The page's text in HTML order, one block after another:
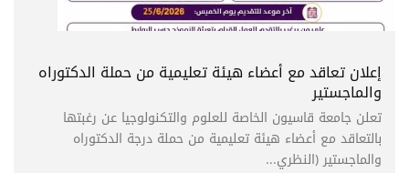
إعلان تعاقد مع أعضاء هيئة تعليمية من حملة الدكتوراه
والماجستير
تعلن جامعة قاسيون الخاصة للعلوم والتكنولوجيا عن رغبتها
بالتعاقد مع أعضاء هيئة تعليمية من حملة درجة الدكتوراه
والماجستير (النظري...